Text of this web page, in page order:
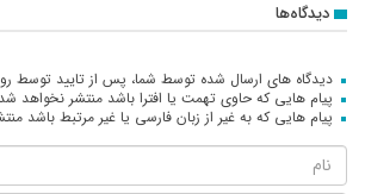
دیدگاه‌ها
دیدگاه های ارسال شده توسط شما، پس از تایید توسط
پیام هایی که حاوی تهمت یا افترا باشد منتشر نخواهد
پیام هایی که به غیر از زبان فارسی یا غیر مرتبط باشد